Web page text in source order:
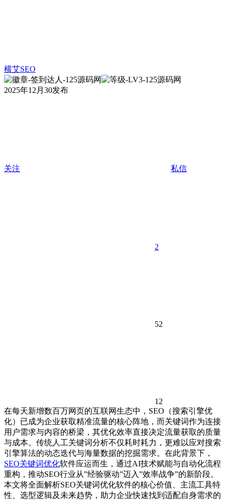
横艾SEO
2025年12月30发布
关注 私信
2
52
12
在每天新增数百万网页的互联网生态中，SEO（搜索引擎优
化）已成为企业获取精准流量的核心阵地，而关键词作为连接
用户需求与内容的桥梁，其优化效率直接决定流量获取的质量
与成本。传统人工关键词分析不仅耗时耗力，更难以应对搜索
引擎算法的动态迭代与海量数据的挖掘需求。在此背景下，
SEO关键词优化软件应运而生，通过AI技术赋能与自动化流程
重构，推动SEO行业从”经验驱动”迈入”效率战争”的新阶段。
本文将全面解析SEO关键词优化软件的核心价值、主流工具特
性、选型逻辑及未来趋势，助力企业快速找到适配自身需求的